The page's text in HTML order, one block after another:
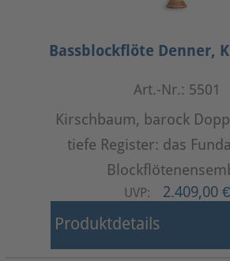
Bassblockflöte Denner,
Art.-Nr.: 5501
Kirschbaum, barock
tiefe Register: das
UVP: 2.409,00 €
Produktdetails